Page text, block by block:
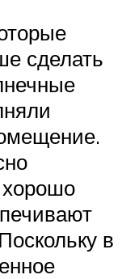
сделать
хорошо
в